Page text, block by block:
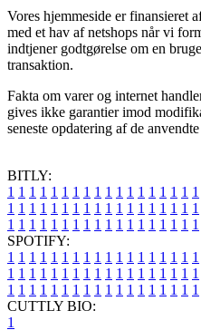
Vores hjemmeside er finansieret
med et hav af netshops når vi
indtjener godtgørelse om en
transaktion.
Fakta om varer og internet
gives ikke garantier imod
seneste opdatering af de
BITLY:
1 1 1 1 1 1 1 1 1 1 1 1 1 1 1 1 1 1
1 1 1 1 1 1 1 1 1 1 1 1 1 1 1 1 1 1
1 1 1 1 1 1 1 1 1 1 1 1 1 1 1 1 1 1
SPOTIFY:
1 1 1 1 1 1 1 1 1 1 1 1 1 1 1 1 1 1
1 1 1 1 1 1 1 1 1 1 1 1 1 1 1 1 1 1
1 1 1 1 1 1 1 1 1 1 1 1 1 1 1 1 1 1
CUTTLY BIO:
1